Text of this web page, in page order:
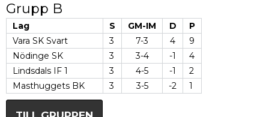
Grupp B
Lag S GM-IM D
P
Vara SK Svart
3 7-3 4
9
Nödinge SK
3 3-4 -1
4
Lindsdals IF 1
3 4-5 -1
2
Masthuggets BK
3 3-5 -2 1